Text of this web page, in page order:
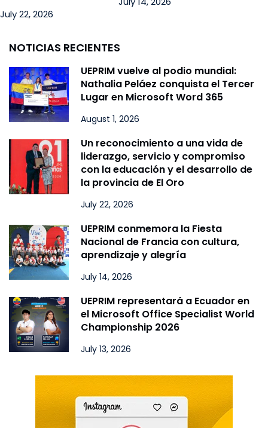
July 22, 2026
NOTICIAS RECIENTES
UEPRIM vuelve al podio mundial:
Nathalia Peláez conquista el Tercer
Lugar en Microsoft Word 365
August 1, 2026
Un reconocimiento a una vida de
liderazgo, servicio y compromiso
con la educación y el desarrollo de
la provincia de El Oro
July 22, 2026
UEPRIM conmemora la Fiesta
Nacional de Francia con cultura,
aprendizaje y alegría
July 14, 2026
UEPRIM representará a Ecuador en
el Microsoft Office Specialist World
Championship 2026
July 13, 2026